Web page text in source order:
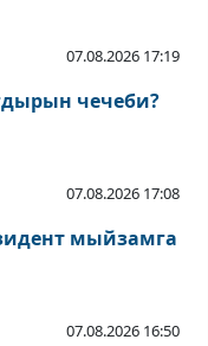
07.08.2026 17:19
чечеби?
07.08.2026 17:08
мыйзамга
07.08.2026 16:50